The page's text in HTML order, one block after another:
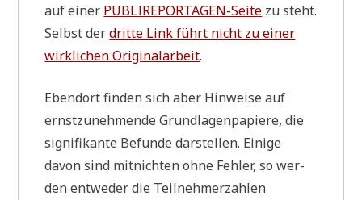
auf einer PUBLI­RE­POR­TA­GEN-Sei­te zu steht.
Selbst derdrit­te Link führt nicht zu einer
wirk­li­chen Ori­gi­nal­ar­beit.
Eben­dort fin­den sich aber Hin­wei­se auf
ernst­zu­neh­men­de Grund­la­gen­pa­pie­re, die
signi­fi­kan­te Befun­de dar­stel­len. Eini­ge
davon sind mit­nich­ten ohne Feh­ler, so wer­
den ent­we­der die Teil­neh­mer­zah­len